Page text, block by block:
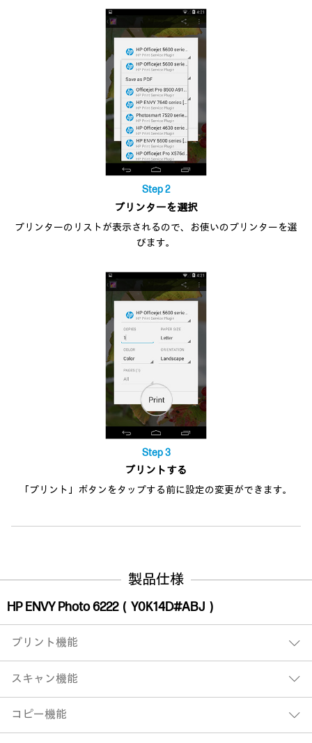
Step 2
プリンターを選択
プリンターのリストが表示されるので、お使いのプリンターを選
びます。
Step 3
プリントする
「プリント」ボタンをタップする前に設定の変更ができます。
製品仕様
HP ENVY Photo 6222（Y0K14D#ABJ）
プリント機能
スキャン機能
コピー機能